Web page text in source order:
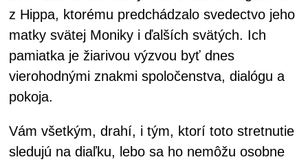
z Hippa, ktorému predchádzalo svedectvo jeho
matky svätej Moniky i ďalších svätých. Ich
pamiatka je žiarivou výzvou byť dnes
vierohodnými znakmi spoločenstva, dialógu a
pokoja.
Vám všetkým, drahí, i tým, ktorí toto stretnutie
sledujú na diaľku, lebo sa ho nemôžu osobne